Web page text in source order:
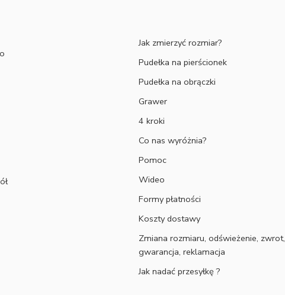
Jak zmierzyć rozmiar?
Pudełka na pierścionek
Pudełka na obrączki
Grawer
4 kroki
Co nas wyróżnia?
Pomoc
Wideo
Formy płatności
Koszty dostawy
Zmiana rozmiaru, odświeżenie, zwrot,
gwarancja, reklamacja
Jak nadać przesyłkę ?